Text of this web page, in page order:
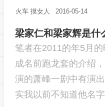
火车 摸女人 2016-05-14
梁家仁和梁家辉是什
笔者在2011的年5月
成名前跑龙套的介绍
演的萧峰一剧中有演
实我以前不知道他名